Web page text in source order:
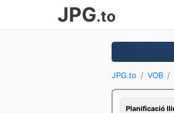
JPG.to
JPG.to VOB
Planificació